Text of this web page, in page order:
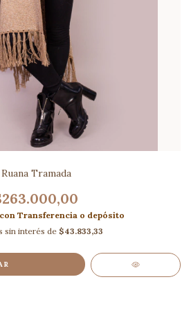
Ruana Tramada
con Transferencia o depósito
sin interés de $43.833,33